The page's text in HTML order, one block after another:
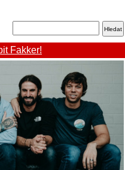
Fakker!